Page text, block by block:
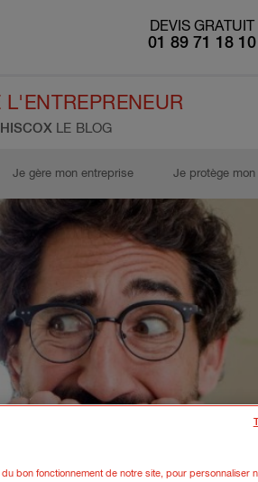
DEVIS GRATUIT
01 89 71 18 10
L'ENTREPRENEUR
HISCOX LE BLOG
Je gère mon entreprise Je protège
bon fonctionnement de notre site, pour personnaliser